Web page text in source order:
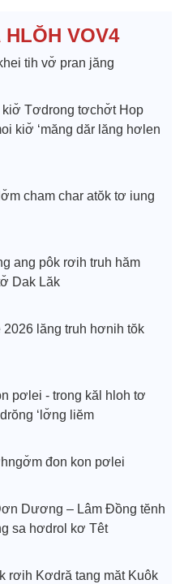
e
o
VOV4
tih vơ̆ pran jăng
Tơdrong tơchơ̆t Hop
kiơ̆ ‘măng dăr lăng hơlen
cham char atŏk tơ iung
ang pôk rơih truh hăm
Dak Lăk
lăng truh hơnih tŏk
pơlei - trong kăl hloh tơ
‘lơ̆ng liĕm
đon kon pơlei
Dương – Lâm Đồng tĕnh
sa hơdrol kơ Têt
rơih Kơdră tang măt Kuôk